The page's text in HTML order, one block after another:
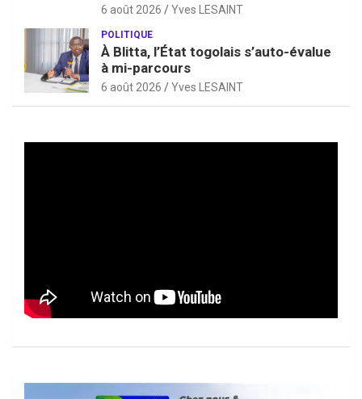
6 août 2026 Yves LESAINT
POLITIQUE
À Blitta, l’État togolais s’auto-évalue
à mi-parcours
6 août 2026 Yves LESAINT